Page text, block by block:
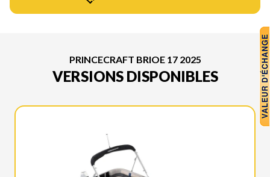
PRINCECRAFT BRIOE 17 2025
VERSIONS DISPONIBLES